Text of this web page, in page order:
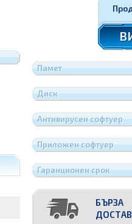
Памет
Диск
Антивирусен софтуер
Приложен софтуер
Гаранционен срок
БЪРЗА